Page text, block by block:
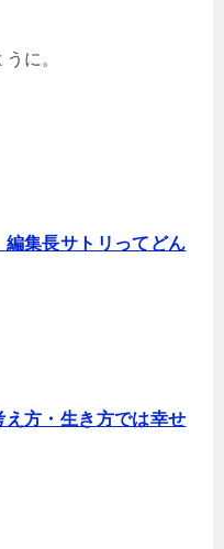
に。
編集長サトリってどん
方・生き方では幸せ